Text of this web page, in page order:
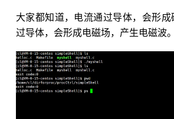
大家都知道，电流通过导体，会形
过导体，会形成电磁场，产生电磁波。